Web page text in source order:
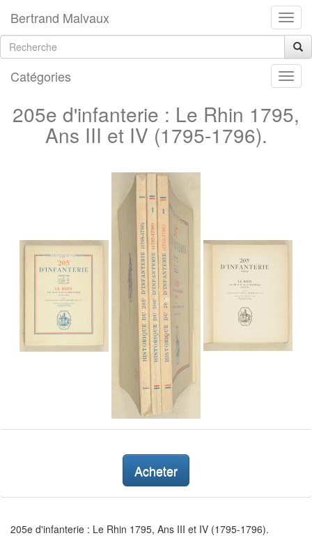
Bertrand Malvaux
Catégories
205e d'infanterie : Le Rhin 1795,
Ans III et IV (1795-1796).
Acheter
205e d'infanterie : Le Rhin 1795, Ans III et IV (1795-1796).